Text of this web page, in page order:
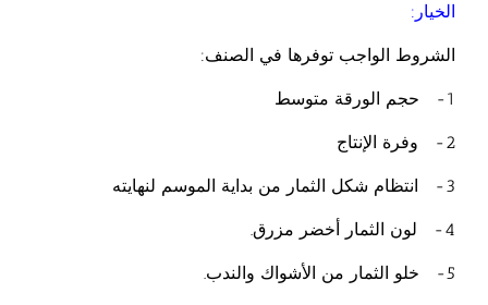
الخيار:
الشروط الواجب توفرها في الصنف:
1- حجم الورقة متوسط
2- وفرة الإنتاج
3- انتظام شكل الثمار من بداية الموسم لنهايته
4- لون الثمار أخضر مزرق.
5- خلو الثمار من الأشواك والندب.